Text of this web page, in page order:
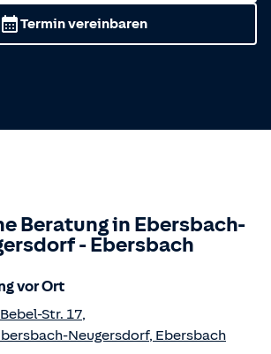
Termin vereinbaren
Beratung in Ebersbach-
-Ebersbach
vor Ort
Str. 17,
Neugersdorf, Ebersbach